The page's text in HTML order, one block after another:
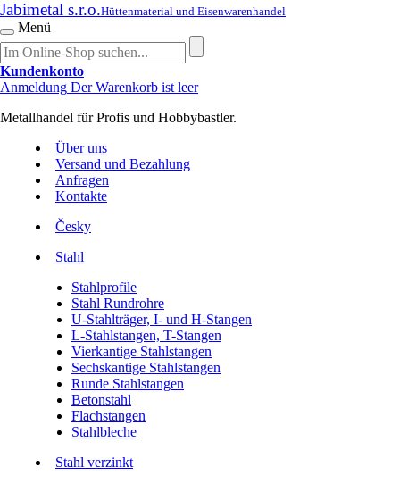
Jabimetal s.r.o.Hüttenmaterial und Eisenwarenhandel
Menü
Kundenkonto
Anmeldung Der Warenkorb ist leer
Metallhandel für Profis und Hobbybastler.
Über uns
Versand und Bezahlung
Anfragen
Kontakte
Česky
Stahl
Stahlprofile
Stahl Rundrohre
U-Stahlträger, I- und H-Stangen
L-Stahlstangen, T-Stangen
Vierkantige Stahlstangen
Sechskantige Stahlstangen
Runde Stahlstangen
Betonstahl
Flachstangen
Stahlbleche
Stahl verzinkt